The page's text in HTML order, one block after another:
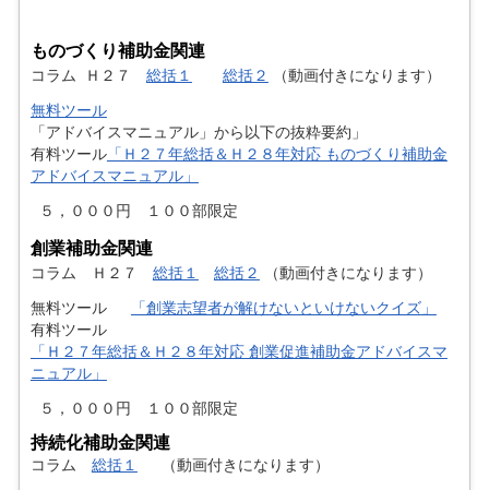
ものづくり補助金関連
コラム Ｈ２７ 総括１ 総括２
（動画付きになります）
無料ツール
「アドバイスマニュアル」から以下の抜粋要約」
有料ツール「Ｈ２７年総括＆Ｈ２８年対応 ものづくり補助金
アドバイスマニュアル」
５，０００円 １００部限定
創業補助金関連
コラム Ｈ２７ 総括１ 総括２
（動画付きになります）
無料ツール
「創業志望者が解けないといけないクイズ」
有料ツール
「Ｈ２７年総括＆Ｈ２８年対応 創業促進補助金アドバイスマ
ニュアル」
５，０００円 １００部限定
持続化補助金関連
コラム 総括１
（動画付きになります）